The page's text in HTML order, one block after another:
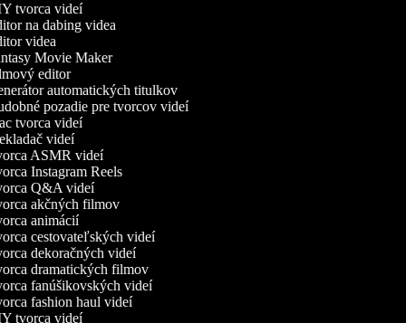
tvorca videí
na dabing videa
videa
Movie Maker
editor
automatických titulkov
pozadie pre tvorcov videí
tvorca videí
videí
ASMR videí
Instagram Reels
Q&A videí
akčných filmov
animácií
cestovateľských videí
dekoračných videí
dramatických filmov
fanúšikovských videí
fashion haul videí
tvorca videí